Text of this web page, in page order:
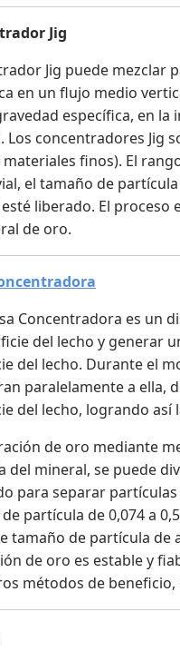
Jig
Jig puede mezclar
en un flujo medio
específica, en
Los concentradores Jig
finos). El
el tamaño de
liberado. El proceso
de oro.
Concentradora es un
del lecho y generar
del lecho. Durante el
paralelamente a ella,
del lecho, logrando así
de oro mediante
del mineral, se puede
para separar
partícula de 0,074 a
tamaño de partícula de
de oro es estable y
métodos de